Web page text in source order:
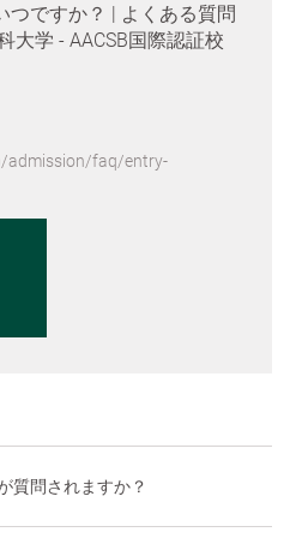
つですか？ | よくある質問
大学 - AACSB国際認証校
admission/faq/entry-
質問されますか？